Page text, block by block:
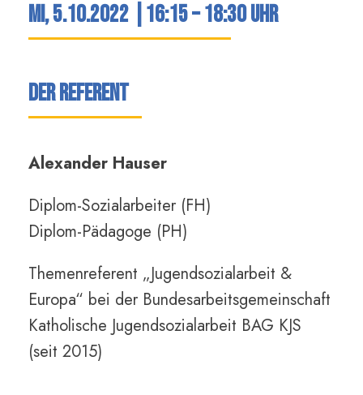
Mi, 5.10.2022 |16:15 – 18:30 Uhr
Der Referent
Alexander Hauser
Diplom-Sozialarbeiter (FH)
Diplom-Pädagoge (PH)
Themenreferent „Jugendsozialarbeit &
Europa“ bei der Bundesarbeitsgemeinschaft
Katholische Jugendsozialarbeit BAG KJS
(seit 2015)